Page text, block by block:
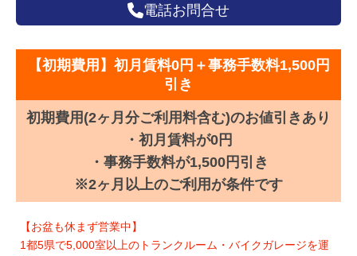
電話お問合せ
【初期費用】初月賃料0円＋事務手数料1,500円
引き
初期費用(2ヶ月分ご利用料含む)のお値引きあり
・初月賃料が0円
・事務手数料が1,500円引き
※2ヶ月以上のご利用が条件です
【お盆も休まず営業中】
1都5県で5,000室以上のトランクルーム・バイクガレージを運